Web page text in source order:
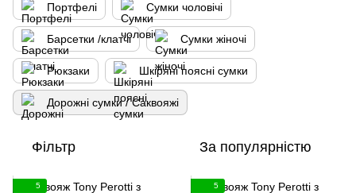
Портфелі Сумки чоловічі
Барсетки /клатчі Сумки жіночі
Рюкзаки Шкіряні поясні сумки
Дорожні сумки / Саквояжі
Фільтр За популярністю
5
5